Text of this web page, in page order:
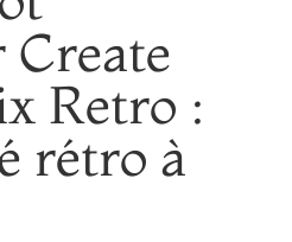
Create
Retro :
rétro à